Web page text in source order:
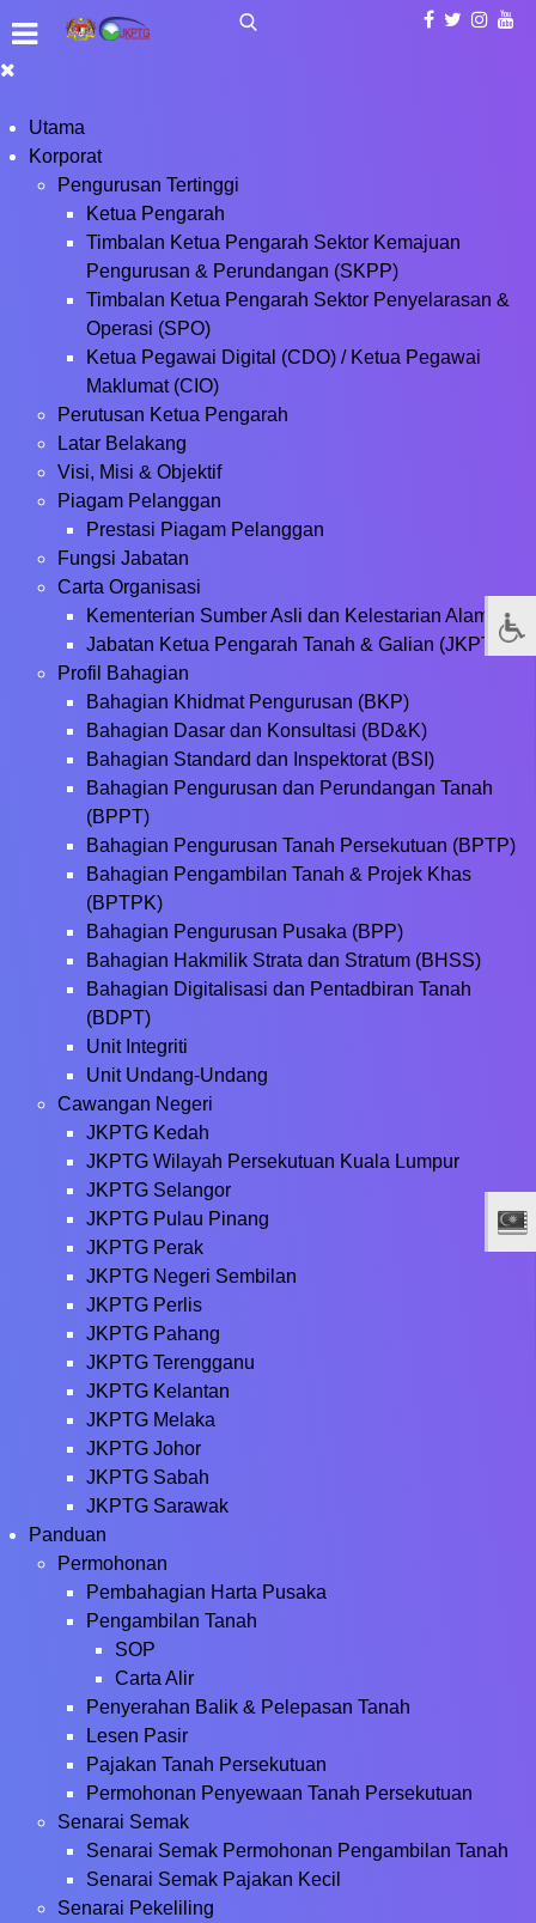
Utama
Korporat
Pengurusan Tertinggi
Ketua Pengarah
Timbalan Ketua Pengarah Sektor Kemajuan
Pengurusan & Perundangan (SKPP)
Timbalan Ketua Pengarah Sektor Penyelarasan &
Operasi (SPO)
Ketua Pegawai Digital (CDO) / Ketua Pegawai
Maklumat (CIO)
Perutusan Ketua Pengarah
Latar Belakang
Visi, Misi & Objektif
Piagam Pelanggan
Prestasi Piagam Pelanggan
Fungsi Jabatan
Carta Organisasi
Kementerian Sumber Asli dan Kelestarian Alam
Jabatan Ketua Pengarah Tanah & Galian (JKPTG)
Profil Bahagian
Bahagian Khidmat Pengurusan (BKP)
Bahagian Dasar dan Konsultasi (BD&K)
Bahagian Standard dan Inspektorat (BSI)
Bahagian Pengurusan dan Perundangan Tanah
(BPPT)
Bahagian Pengurusan Tanah Persekutuan (BPTP)
Bahagian Pengambilan Tanah & Projek Khas
(BPTPK)
Bahagian Pengurusan Pusaka (BPP)
Bahagian Hakmilik Strata dan Stratum (BHSS)
Bahagian Digitalisasi dan Pentadbiran Tanah
(BDPT)
Unit Integriti
Unit Undang-Undang
Cawangan Negeri
JKPTG Kedah
JKPTG Wilayah Persekutuan Kuala Lumpur
JKPTG Selangor
JKPTG Pulau Pinang
JKPTG Perak
JKPTG Negeri Sembilan
JKPTG Perlis
JKPTG Pahang
JKPTG Terengganu
JKPTG Kelantan
JKPTG Melaka
JKPTG Johor
JKPTG Sabah
JKPTG Sarawak
Panduan
Permohonan
Pembahagian Harta Pusaka
Pengambilan Tanah
SOP
Carta Alir
Penyerahan Balik & Pelepasan Tanah
Lesen Pasir
Pajakan Tanah Persekutuan
Permohonan Penyewaan Tanah Persekutuan
Senarai Semak
Senarai Semak Permohonan Pengambilan Tanah
Senarai Semak Pajakan Kecil
Senarai Pekeliling